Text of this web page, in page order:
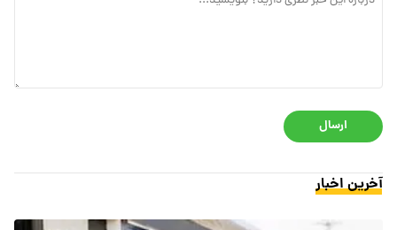
ارسال
آخرین اخبار